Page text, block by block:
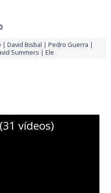
David Bisbal
Pedro Guerra
Summers Ele
vídeos)